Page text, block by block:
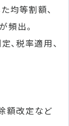
均等割額、
頻出。
、税率適用、
額改定など